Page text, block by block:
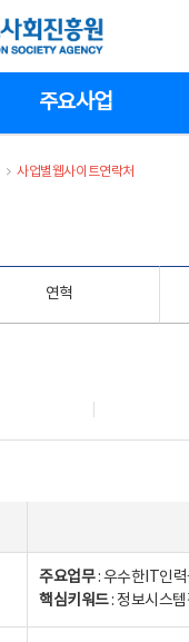
주요사업
>
사업별웹사이트연락처
연혁
주요업무: 우수한IT인
핵심키워드: 정보시스